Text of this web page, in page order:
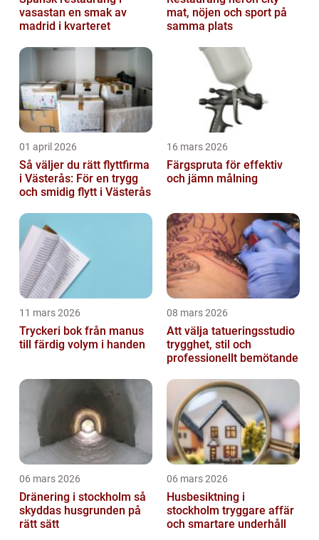
vasastan en smak av
madrid i kvarteret
mat, nöjen och sport på
samma plats
01 april 2026
Så väljer du rätt flyttfirma
i Västerås: För en trygg
och smidig flytt i Västerås
16 mars 2026
Färgspruta för effektiv
och jämn målning
11 mars 2026
Tryckeri bok från manus
till färdig volym i handen
08 mars 2026
Att välja tatueringsstudio
trygghet, stil och
professionellt bemötande
06 mars 2026
Dränering i stockholm så
skyddas husgrunden på
rätt sätt
06 mars 2026
Husbesiktning i
stockholm tryggare affär
och smartare underhåll